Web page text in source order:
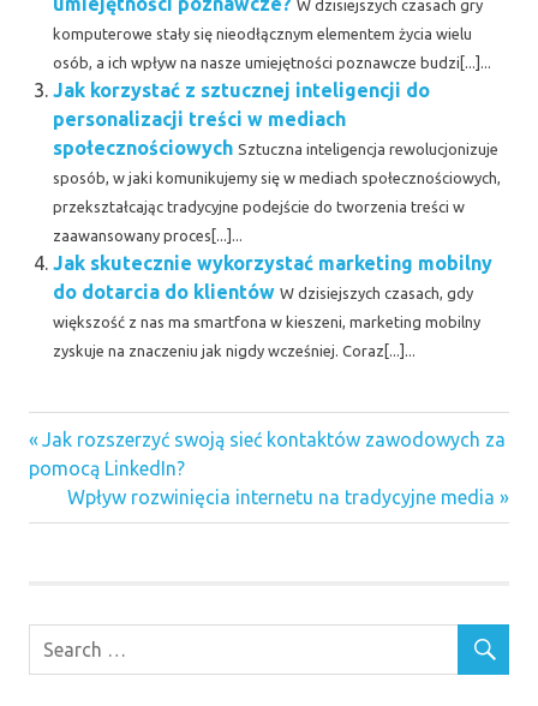
W dzisiejszych czasach gry
komputerowe stały się nieodłącznym elementem życia wielu
osób, a ich wpływ na nasze umiejętności poznawcze budzi[...]...
Jak korzystać z sztucznej inteligencji do
personalizacji treści w mediach
społecznościowych Sztuczna inteligencja rewolucjonizuje
sposób, w jaki komunikujemy się w mediach społecznościowych,
przekształcając tradycyjne podejście do tworzenia treści w
zaawansowany proces[...]...
Jak skutecznie wykorzystać marketing mobilny
do dotarcia do klientów W dzisiejszych czasach, gdy
większość z nas ma smartfona w kieszeni, marketing mobilny
zyskuje na znaczeniu jak nigdy wcześniej. Coraz[...]...
Nawigacja
wpisu
Previous
Post:
Jak rozszerzyć swoją sieć kontaktów zawodowych za
pomocą LinkedIn?
Next
Post:
Wpływ rozwinięcia internetu na tradycyjne media